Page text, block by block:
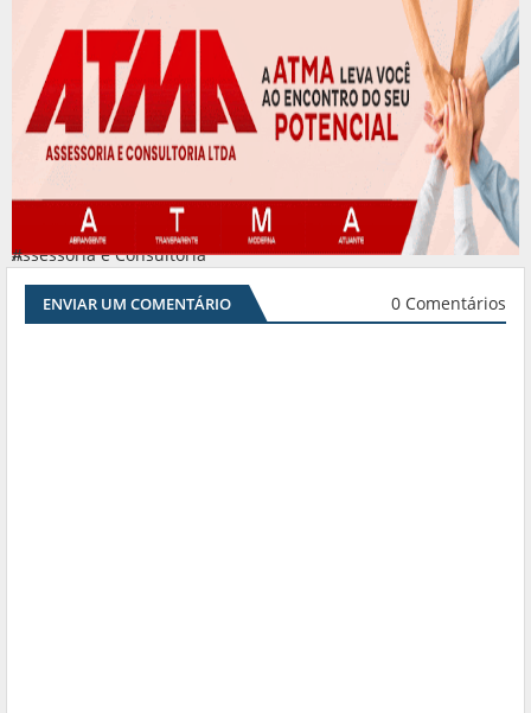
Assessoria e Consultoria
#
ENVIAR UM COMENTÁRIO 0 Comentários